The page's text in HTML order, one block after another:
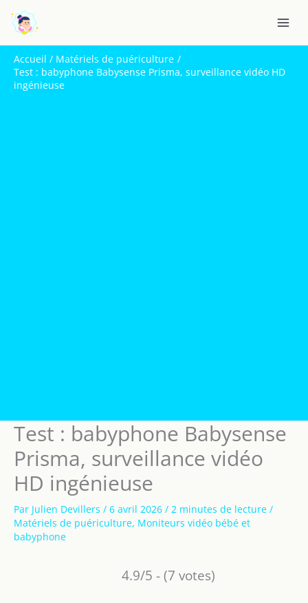
contenu
Accueil
Matériels de puériculture
Test : babyphone Babysense Prisma, surveillance vidéo HD
ingénieuse
Test : babyphone Babysense
Prisma, surveillance vidéo
HD ingénieuse
Par Julien Devillers / 6 avril 2026 / 2 minutes de lecture /
Matériels de puériculture, Moniteurs vidéo bébé et
babyphone
4.9/5 - (7 votes)
e
c
h
e